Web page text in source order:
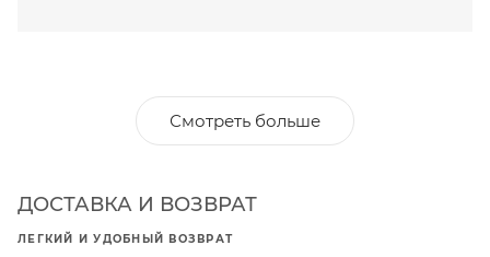
Смотреть больше
ДОСТАВКА И ВОЗВРАТ
ЛЕГКИЙ И УДОБНЫЙ ВОЗВРАТ